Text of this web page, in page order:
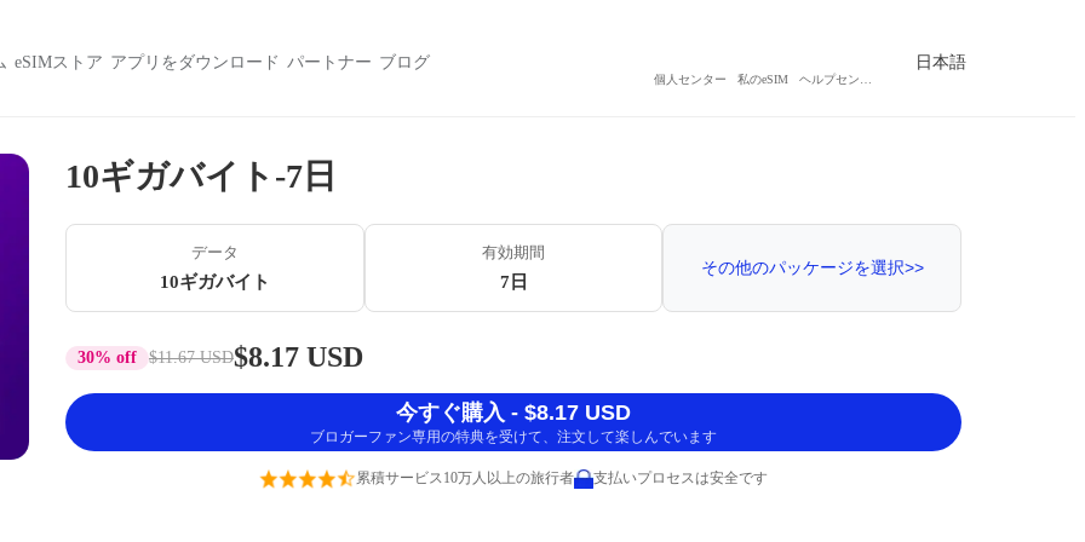
eSIMストア アプリをダウンロード パートナー ブログ
個人センター 私のeSIM
日本語
10ギガバイト-7日
データ
10ギガバイト
有効期間
7日
その他のパッケージを選択>>
30% off $11.67 USD$8.17 USD
今すぐ購入 - $8.17 USD
ブロガーファン専用の特典を受けて、注文して楽しんでいます
累積サービス10万人以上の旅行者 支払いプロセスは安全です